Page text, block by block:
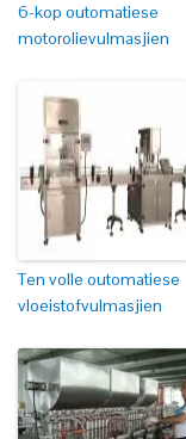
6-kop outomatiese
motorolievulmasjien
Ten volle outomatiese
vloeistofvulmasjien